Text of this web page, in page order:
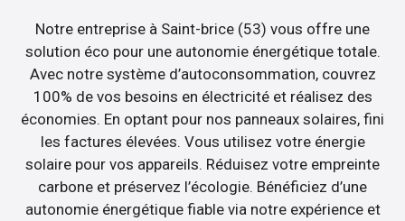
Notre entreprise à Saint-brice (53) vous offre une
solution éco pour une autonomie énergétique totale.
Avec notre système d’autoconsommation, couvrez
100% de vos besoins en électricité et réalisez des
économies. En optant pour nos panneaux solaires, fini
les factures élevées. Vous utilisez votre énergie
solaire pour vos appareils. Réduisez votre empreinte
carbone et préservez l’écologie. Bénéficiez d’une
autonomie énergétique fiable via notre expérience et